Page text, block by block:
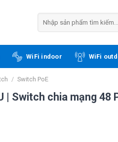
kiếm:
WiFi indoor WiFi
/ Switch PoE
| Switch chia mạng